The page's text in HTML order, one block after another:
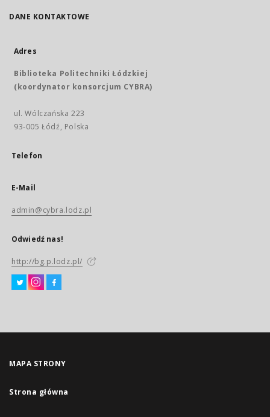
DANE KONTAKTOWE
Adres
Biblioteka Politechniki Łódzkiej
(koordynator konsorcjum CYBRA)
ul. Wólczańska 223
93-005 Łódź, Polska
Telefon
E-Mail
admin@cybra.lodz.pl
Odwiedź nas!
http://bg.p.lodz.pl/
MAPA STRONY
Strona główna